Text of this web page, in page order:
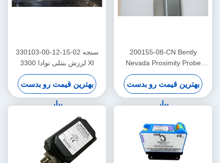
330103-00-12-15-02 سنجه
لرزش بنتلی نوادا 3300 Xl
بهترین قیمت رو بدست
بیار
200155-08-CN Bently
Nevada Proximity Probe
فرکانس پایین تریندمستر پرو
اکسلرومتر
بهترین قیمت رو بدست
بیار